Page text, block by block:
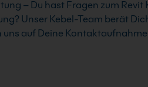
– Du hast Fragen zum Revit
Unser Kebel-Team berät
auf Deine